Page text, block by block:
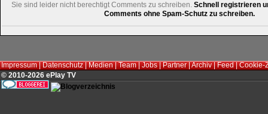
Sie sind leider nicht berechtigt Comments zu schreiben. Schnell registrieren
Comments ohne Spam-Schutz zu schreiben.
Impressum|Datenschutz|Medien|Team|Jobs|Partner|Archiv|Feed|Cookie-
© 2010-2026 ePlay TV